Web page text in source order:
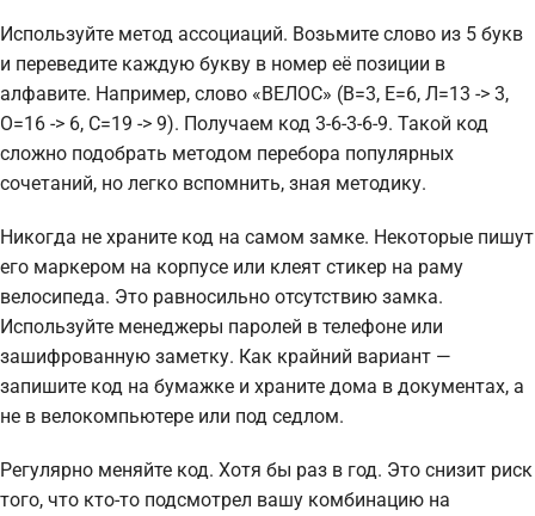
Используйте метод ассоциаций. Возьмите слово из 5 букв
и переведите каждую букву в номер её позиции в
алфавите. Например, слово «ВЕЛОС» (В=3, Е=6, Л=13 -> 3,
О=16 -> 6, С=19 -> 9). Получаем код 3-6-3-6-9. Такой код
сложно подобрать методом перебора популярных
сочетаний, но легко вспомнить, зная методику.
Никогда не храните код на самом замке. Некоторые пишут
его маркером на корпусе или клеят стикер на раму
велосипеда. Это равносильно отсутствию замка.
Используйте менеджеры паролей в телефоне или
зашифрованную заметку. Как крайний вариант —
запишите код на бумажке и храните дома в документах, а
не в велокомпьютере или под седлом.
Регулярно меняйте код. Хотя бы раз в год. Это снизит риск
того, что кто-то подсмотрел вашу комбинацию на